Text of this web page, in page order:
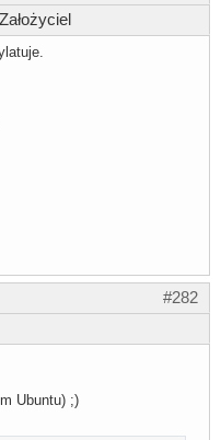
#282
Ubuntu) ;)